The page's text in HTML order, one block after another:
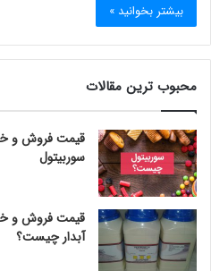
بیشتر بخوانید »
محبوب ترین مقالات
سوربیتول
قیمت فروش و
آبدار چیست؟